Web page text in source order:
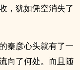
，犹如凭空消失了
秦彦心头就有了一
向了何处。而且随